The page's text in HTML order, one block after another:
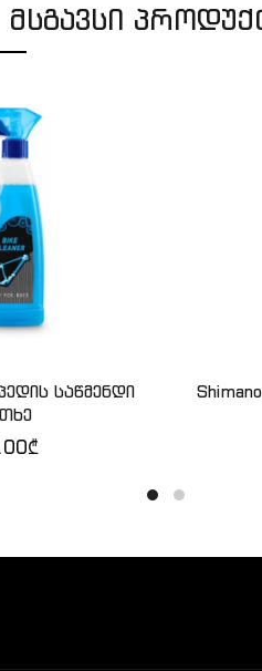
ᲛᲡᲒᲐᲕᲡᲘ
ᲓᲐᲛᲐᲢᲔᲑᲐ
საწმენდი
₾